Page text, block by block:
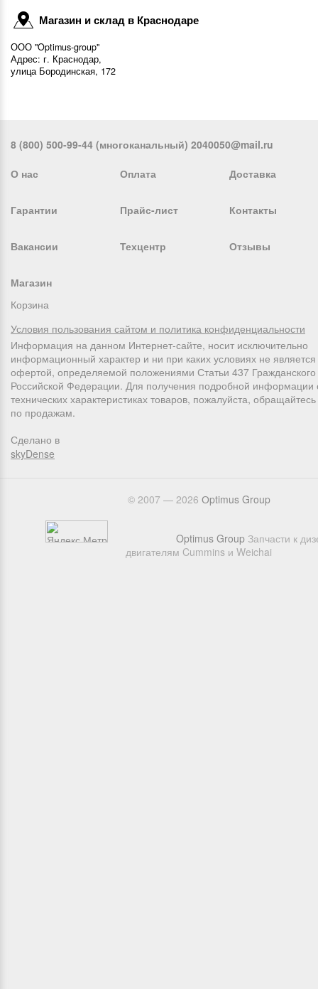
Магазин и склад в Краснодаре
ООО "Optimus-group"
Адрес: г. Краснодар,
улица Бородинская, 172
8 (800) 500-99-44 (многоканальный) 2040050@mail.ru
О нас Оплата Доставка
Гарантии Прайс-лист Контакты
Вакансии Техцентр Отзывы
Магазин
Корзина
Условия пользования сайтом и политика конфиденциальности
Информация на данном Интернет-сайте, носит исключительно
информационный характер и ни при каких условиях не
офертой, определяемой положениями Статьи 437 Гражданского
Российской Федерации. Для получения подробной информации
технических характеристиках товаров, пожалуйста,
по продажам.
Сделано в
skyDense
© 2007 — 2026 Оptimus Group
Optimus Group Запчасти к
двигателям Cummins и Weichai